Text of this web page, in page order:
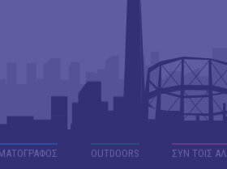
OUTDΟORS ΣΥΝ ΤΟΙΣ